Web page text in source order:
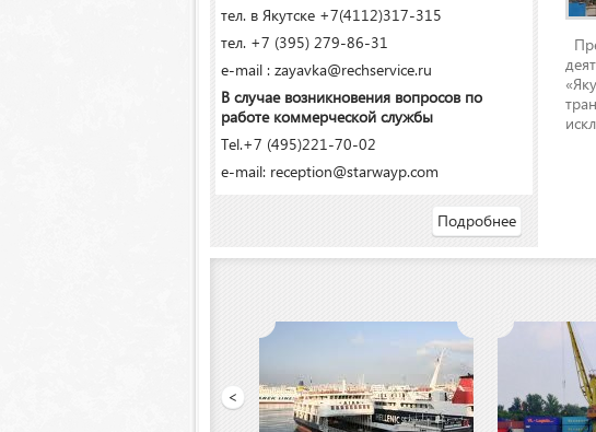
тел. в Якутске +7(4112)317-315
тел. +7 (395) 279-86-31
e-mail : zayavka@rechservice.ru
В случае возникновения вопросов по
работе коммерческой службы
Tel.+7 (495)221-70-02
e-mail: reception@starwayp.com
Подробнее
<
ООО